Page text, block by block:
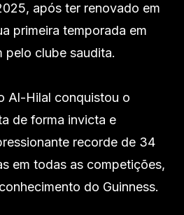
após ter renovado em
primeira temporada em
pelo clube saudita.
Al-Hilal conquistou o
de forma invicta e
recorde de 34
em todas as competições,
do Guinness.